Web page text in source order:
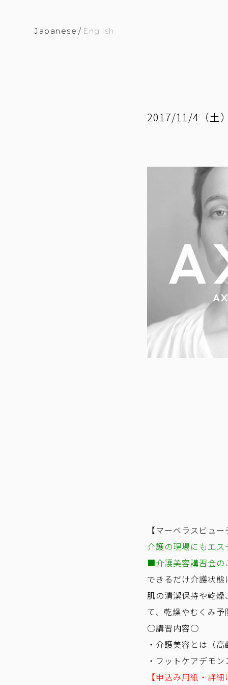
Japanese / English
2017/11/4（土
【マーベラスビュ
介護の現場にもエス
■介護美容講習会
できるだけ介護状
肌の清潔保持や乾
て、乾燥やむくみ予
○講習内容○
・介護美容とは（
・フットケアデモ
【申込み用紙・詳細